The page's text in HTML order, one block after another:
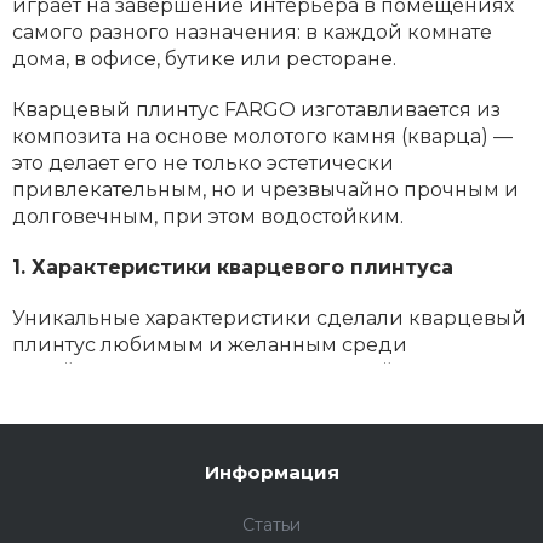
играет на завершение интерьера в помещениях
самого разного назначения: в каждой комнате
дома, в офисе, бутике или ресторане.
Кварцевый плинтус FARGO изготавливается из
композита на основе молотого камня (кварца) —
это делает его не только эстетически
привлекательным, но и чрезвычайно прочным и
долговечным, при этом водостойким.
1. Характеристики кварцевого плинтуса
Уникальные характеристики сделали кварцевый
плинтус любимым и желанным среди
дизайнеров интерьеров, строителей и тех, кто
повреждениям, царапинам и ударам. Это
Информация
Статьи